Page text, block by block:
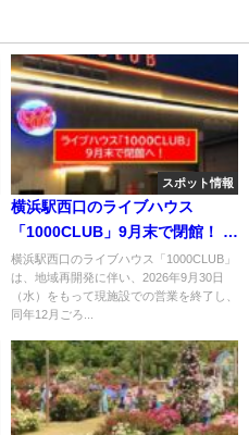
スポット情報
横浜駅西口のライブハウス
「1000CLUB」9月末で閉館！ 関
内へ移転予定
横浜駅西口のライブハウス「1000CLUB」
は、地域再開発に伴い、2026年9月30日
（水）をもって現施設での営業を終了し、
同年12月ごろ...